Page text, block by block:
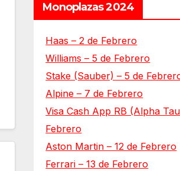
Monoplazas 2024
Haas – 2 de Febrero
Williams – 5 de Febrero
Stake (Sauber) – 5 de
Alpine – 7 de Febrero
Visa Cash App RB (Alpha
Febrero
Aston Martin – 12 de Febrero
Ferrari – 13 de Febrero